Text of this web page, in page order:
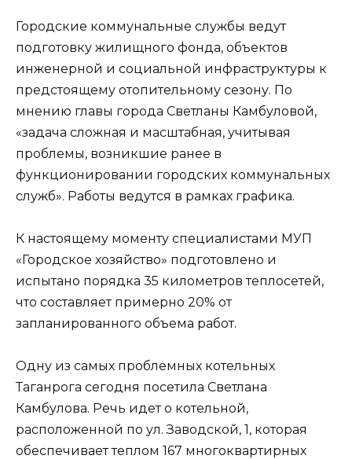
Городские коммунальные службы ведут
подготовку жилищного фонда, объектов
инженерной и социальной инфраструктуры к
предстоящему отопительному сезону. По
мнению главы города Светланы Камбуловой,
«задача сложная и масштабная, учитывая
проблемы, возникшие ранее в
функционировании городских коммунальных
служб». Работы ведутся в рамках графика.
К настоящему моменту специалистами МУП
«Городское хозяйство» подготовлено и
испытано порядка 35 километров теплосетей,
что составляет примерно 20% от
запланированного объема работ.
Одну из самых проблемных котельных
Таганрога сегодня посетила Светлана
Камбулова. Речь идет о котельной,
расположенной по ул. Заводской, 1, которая
обеспечивает теплом 167 многоквартирных